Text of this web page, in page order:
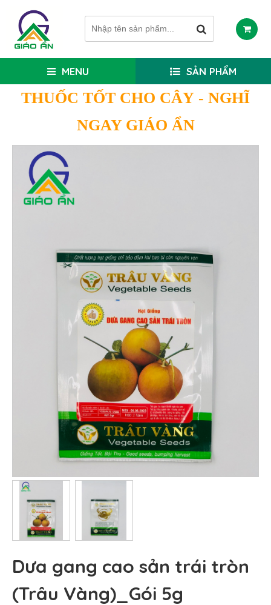
MENU SẢN PHẨM
THUỐC TỐT CHO CÂY - NGHĨ
NGAY GIÁO ẨN
Dưa gang cao sản trái tròn
(Trâu Vàng)_Gói 5g